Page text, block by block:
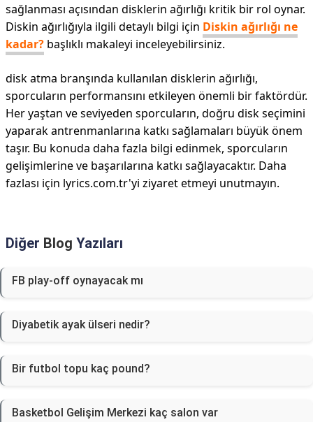
sağlanması açısından disklerin ağırlığı kritik bir rol oynar.
Diskin ağırlığıyla ilgili detaylı bilgi için Diskin ağırlığı ne
kadar? başlıklı makaleyi inceleyebilirsiniz.
disk atma branşında kullanılan disklerin ağırlığı,
sporcuların performansını etkileyen önemli bir faktördür.
Her yaştan ve seviyeden sporcuların, doğru disk seçimini
yaparak antrenmanlarına katkı sağlamaları büyük önem
taşır. Bu konuda daha fazla bilgi edinmek, sporcuların
gelişimlerine ve başarılarına katkı sağlayacaktır. Daha
fazlası için lyrics.com.tr'yi ziyaret etmeyi unutmayın.
Diğer Blog Yazıları
FB play-off oynayacak mı
Diyabetik ayak ülseri nedir?
Bir futbol topu kaç pound?
Basketbol Gelişim Merkezi kaç salon var